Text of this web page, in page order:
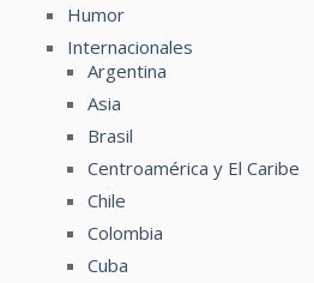
Humor
Internacionales
Argentina
Asia
Brasil
Centroamérica y El Caribe
Chile
Colombia
Cuba